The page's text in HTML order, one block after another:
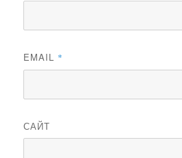
EMAIL *
САЙТ